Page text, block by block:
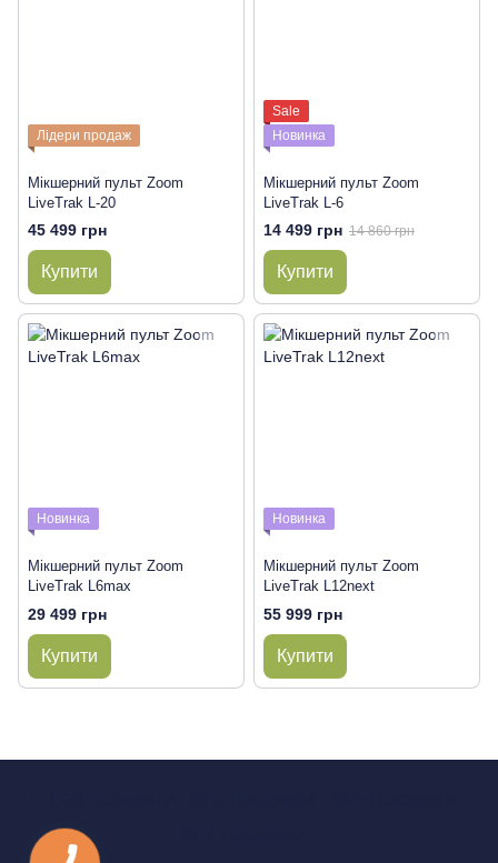
Лідери продаж
Мікшерний пульт Zoom
LiveTrak L-20
45 499 грн
Купити
Sale
Новинка
Мікшерний пульт Zoom
LiveTrak L-6
14 499 грн 14 860 грн
Купити
Новинка
Мікшерний пульт Zoom
LiveTrak L6max
29 499 грн
Купити
Новинка
Мікшерний пульт Zoom
LiveTrak L12next
55 999 грн
Купити